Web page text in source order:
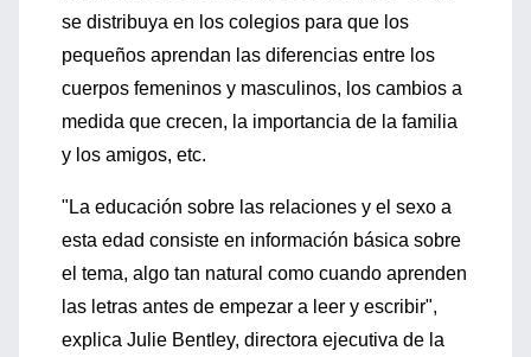
se distribuya en los colegios para que los
pequeños aprendan las diferencias entre los
cuerpos femeninos y masculinos, los cambios a
medida que crecen, la importancia de la familia
y los amigos, etc.
"La educación sobre las relaciones y el sexo a
esta edad consiste en información básica sobre
el tema, algo tan natural como cuando aprenden
las letras antes de empezar a leer y escribir",
explica Julie Bentley, directora ejecutiva de la